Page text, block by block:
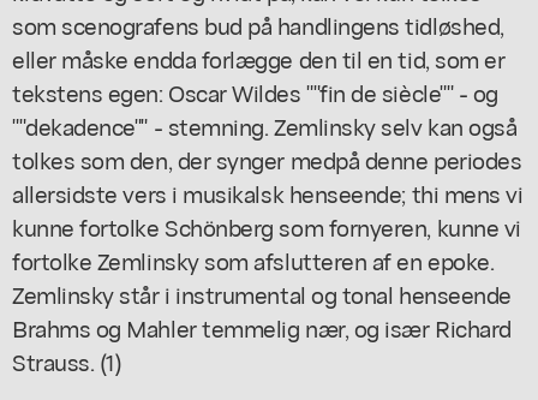
som scenografens bud på handlingens tidløshed,
eller måske endda forlægge den til en tid, som er
tekstens egen: Oscar Wildes ""fin de siècle"" - og
""dekadence"" - stemning. Zemlinsky selv kan også
tolkes som den, der synger medpå denne periodes
allersidste vers i musikalsk henseende; thi mens vi
kunne fortolke Schönberg som fornyeren, kunne vi
fortolke Zemlinsky som afslutteren af en epoke.
Zemlinsky står i instrumental og tonal henseende
Brahms og Mahler temmelig nær, og især Richard
Strauss. (1)